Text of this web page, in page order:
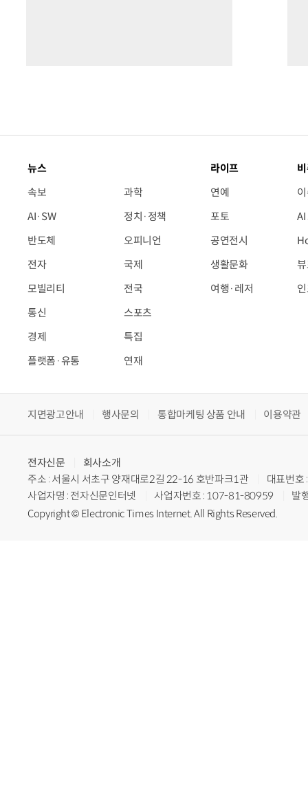
뉴스
속보
AI·SW
반도체
전자
모빌리티
통신
경제
플랫폼·유통
과학
정치·정책
오피니언
국제
전국
스포츠
특집
연재
라이프
연예
포토
공연전시
생활문화
여행·레저
지면광고안내 행사문의 통합마케팅 상품 안내 이용약관
전자신문
회사소개
주소 : 서울시 서초구 양재대로2길 22-16 호반파크1관
대표번
사업자명 : 전자신문인터넷
사업자번호 : 107-81-80959
발
Copyright © Electronic Times Internet. All Rights Reserved.